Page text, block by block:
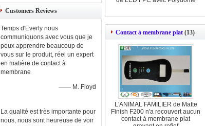
Customers Reviews
Temps d'Everty nous
communiquons avec vous que je
peux apprendre beaucoup de
vous sur le produit, réel un expert
en matière de contact à
membrane
—— M. Floyd
La qualité est très importante pour
nous, nous sont heureuse de voir
Contact à membrane plat (13)
L'ANIMAL FAMILIER de Matte
Finish F200 n'a recouvert aucun
contact à membrane plat